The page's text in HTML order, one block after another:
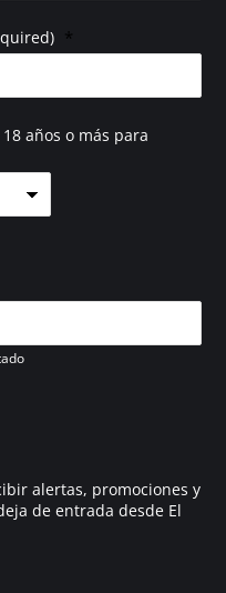
*
años o más para
alertas, promociones y
de entrada desde El